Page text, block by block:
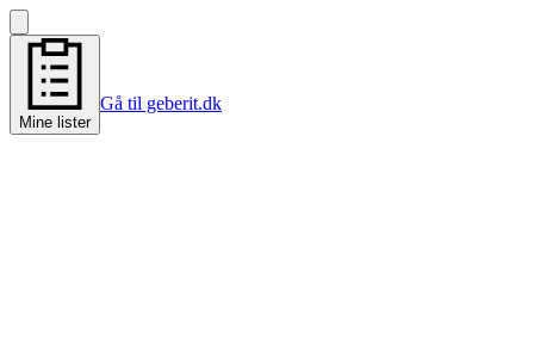
Mine lister
Gå til geberit.dk